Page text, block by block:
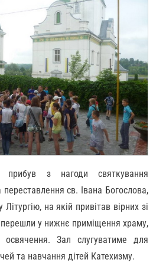
прибув з нагоди святкування
св. Івана Богослова,
на якій привітав вірних зі
перешли у нижнє приміщення храму,
освячення. Зал слугуватиме для
та навчання дітей Катехизму.